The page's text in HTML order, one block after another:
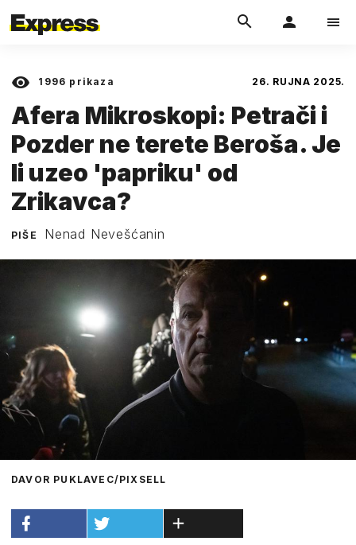
1996 prikaza 26. RUJNA 2025.
Afera Mikroskopi: Petrači i
Pozder ne terete Beroša. Je
li uzeo 'papriku' od
Zrikavca?
PIŠE Nenad Nevešćanin
DAVOR PUKLAVEC/PIXSELL